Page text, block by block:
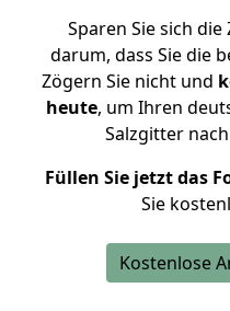
Sparen Sie sich
darum, dass Sie die
Zögern Sie nicht und
heute, um Ihren
Salzgitter
Füllen Sie jetzt das
Sie
Kostenlose